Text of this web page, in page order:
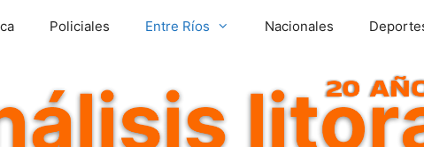
Policiales Entre Ríos Nacionales